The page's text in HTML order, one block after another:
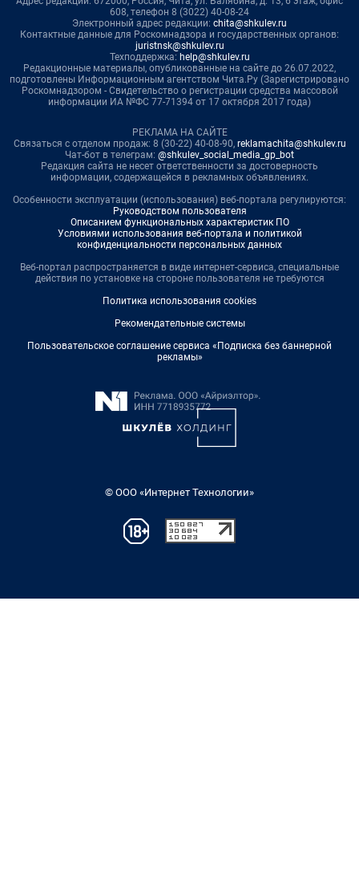
608, телефон 8 (3022) 40-08-24
Электронный адрес редакции: chita@shkulev.ru
Контактные данные для Роскомнадзора и государственных органов:
juristnsk@shkulev.ru
Техподдержка: help@shkulev.ru
Редакционные материалы, опубликованные на сайте до 26.07.2022,
подготовлены Информационным агентством Чита.Ру (Зарегистрировано
Роскомнадзором - Свидетельство о регистрации средства массовой
информации ИА №ФС 77-71394 от 17 октября 2017 года)
РЕКЛАМА НА САЙТЕ
Связаться с отделом продаж: 8 (30-22) 40-08-90, reklamachita@shkulev.ru
Чат-бот в телеграм: @shkulev_social_media_gp_bot
Редакция сайта не несет ответственности за достоверность
информации, содержащейся в рекламных объявлениях.
Особенности эксплуатации (использования) веб-портала регулируются:
Руководством пользователя
Описанием функциональных характеристик ПО
Условиями использования веб-портала и политикой
конфиденциальности персональных данных
Веб-портал распространяется в виде интернет-сервиса, специальные
действия по установке на стороне пользователя не требуются
Политика использования cookies
Рекомендательные системы
Пользовательское соглашение сервиса «Подписка без баннерной
рекламы»
© ООО «Интернет Технологии»